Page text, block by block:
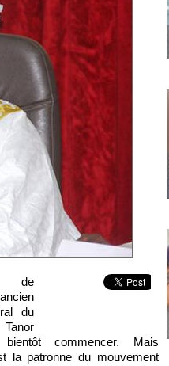
de
du
commencer. Mais
la patronne du mouvement